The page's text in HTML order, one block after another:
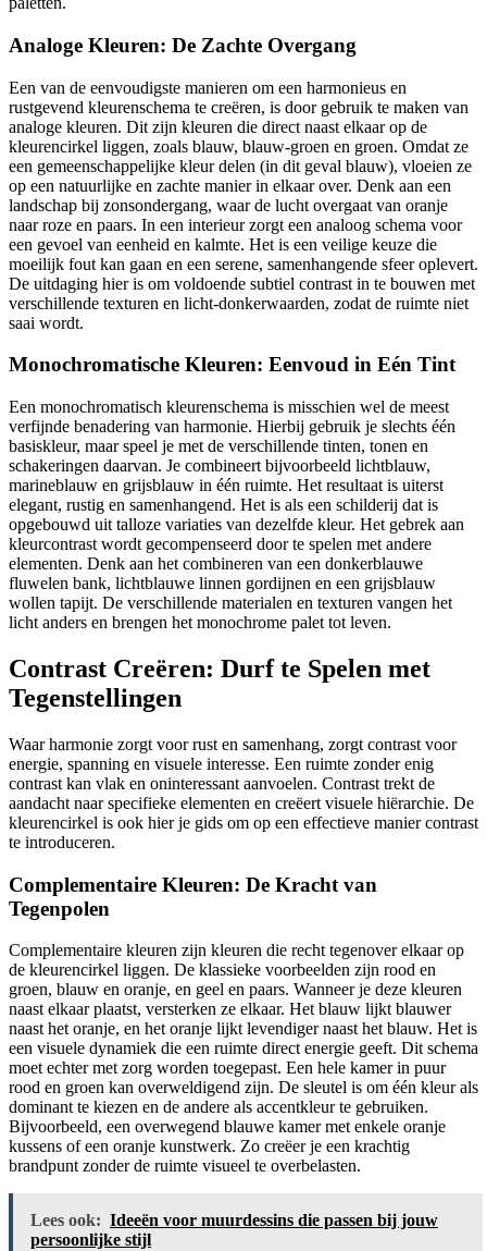
Analoge Kleuren: De Zachte Overgang
Een van de eenvoudigste manieren om een harmonieus en
rustgevend kleurenschema te creëren, is door gebruik te maken van
analoge kleuren. Dit zijn kleuren die direct naast elkaar op de
kleurencirkel liggen, zoals blauw, blauw-groen en groen. Omdat ze
een gemeenschappelijke kleur delen (in dit geval blauw), vloeien ze
op een natuurlijke en zachte manier in elkaar over. Denk aan een
landschap bij zonsondergang, waar de lucht overgaat van oranje
naar roze en paars. In een interieur zorgt een analoog schema voor
een gevoel van eenheid en kalmte. Het is een veilige keuze die
moeilijk fout kan gaan en een serene, samenhangende sfeer oplevert.
De uitdaging hier is om voldoende subtiel contrast in te bouwen met
verschillende texturen en licht-donkerwaarden, zodat de ruimte niet
saai wordt.
Monochromatische Kleuren: Eenvoud in Eén Tint
Een monochromatisch kleurenschema is misschien wel de meest
verfijnde benadering van harmonie. Hierbij gebruik je slechts één
basiskleur, maar speel je met de verschillende tinten, tonen en
schakeringen daarvan. Je combineert bijvoorbeeld lichtblauw,
marineblauw en grijsblauw in één ruimte. Het resultaat is uiterst
elegant, rustig en samenhangend. Het is als een schilderij dat is
opgebouwd uit talloze variaties van dezelfde kleur. Het gebrek aan
kleurcontrast wordt gecompenseerd door te spelen met andere
elementen. Denk aan het combineren van een donkerblauwe
fluwelen bank, lichtblauwe linnen gordijnen en een grijsblauw
wollen tapijt. De verschillende materialen en texturen vangen het
licht anders en brengen het monochrome palet tot leven.
Contrast Creëren: Durf te Spelen met
Tegenstellingen
Waar harmonie zorgt voor rust en samenhang, zorgt contrast voor
energie, spanning en visuele interesse. Een ruimte zonder enig
contrast kan vlak en oninteressant aanvoelen. Contrast trekt de
aandacht naar specifieke elementen en creëert visuele hiërarchie. De
kleurencirkel is ook hier je gids om op een effectieve manier contrast
te introduceren.
Complementaire Kleuren: De Kracht van
Tegenpolen
Complementaire kleuren zijn kleuren die recht tegenover elkaar op
de kleurencirkel liggen. De klassieke voorbeelden zijn rood en
groen, blauw en oranje, en geel en paars. Wanneer je deze kleuren
naast elkaar plaatst, versterken ze elkaar. Het blauw lijkt blauwer
naast het oranje, en het oranje lijkt levendiger naast het blauw. Het is
een visuele dynamiek die een ruimte direct energie geeft. Dit schema
moet echter met zorg worden toegepast. Een hele kamer in puur
rood en groen kan overweldigend zijn. De sleutel is om één kleur als
dominant te kiezen en de andere als accentkleur te gebruiken.
Bijvoorbeeld, een overwegend blauwe kamer met enkele oranje
kussens of een oranje kunstwerk. Zo creëer je een krachtig
brandpunt zonder de ruimte visueel te overbelasten.
Lees ook: Ideeën voor muurdessins die passen bij jouw
persoonlijke stijl